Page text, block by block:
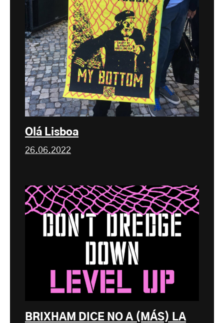
Olá Lisboa
26.06.2022
BRIXHAM DICE NO A (MÁS) LA